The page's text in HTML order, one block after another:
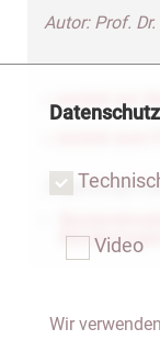
Autor: Prof.
« zurück zur
Zugehörige
Video
Wir